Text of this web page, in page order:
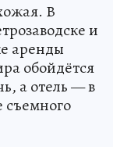
В
и
аренды
обойдётся
а отель — в
съемного